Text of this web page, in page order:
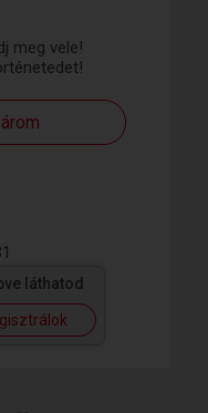
meg vele!
láthatod